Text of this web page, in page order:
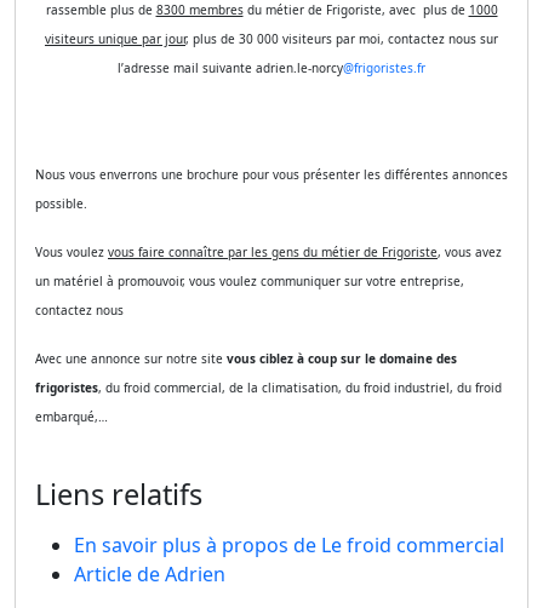
rassemble plus de 8300 membresdu métier de Frigoriste, avec plus de 1000
visiteurs unique par jour, plus de 30 000 visiteurs par moi, contactez nous sur
l’adresse mail suivante adrien.le-norcy@frigoristes.fr
Nous vous enverrons une brochure pour vous présenter les différentes annonces
possible.
Vous voulez vous faire connaître par les gens du métier de Frigoriste, vous avez
un matériel à promouvoir, vous voulez communiquer sur votre entreprise,
contactez nous
Avec une annonce sur notre site vous ciblez à coup sur le domaine des
frigoristes, du froid commercial, de la climatisation, du froid industriel, du froid
embarqué,…
Liens relatifs
En savoir plus à propos de Le froid commercial
Article de Adrien